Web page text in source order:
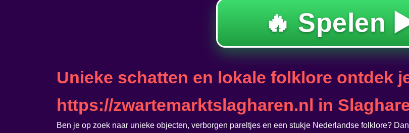
🔥 Spelen
Unieke schatten en lokale folklore ontdek
https://zwartemarktslagharen.nl in
Ben je op zoek naar unieke objecten, verborgen pareltjes en een stukje Nederlandse folklore?